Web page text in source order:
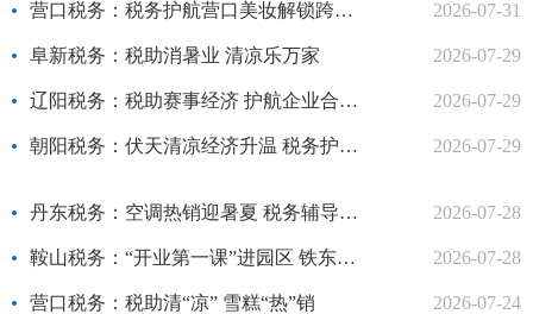
2026-07-31
营口税务：税务护航营口美妆解锁跨境电商9810新模式
2026-07-29
阜新税务：税助消暑业 清凉乐万家
2026-07-29
辽阳税务：税助赛事经济 护航企业合规经营
2026-07-29
朝阳税务：伏天清凉经济升温 税务护航家电经营
2026-07-28
丹东税务：空调热销迎暑夏 税务辅导促合规
2026-07-28
鞍山税务：“开业第一课”进园区 铁东税务助力跨境电商企业扬帆启航
2026-07-24
营口税务：税助清“凉” 雪糕“热”销